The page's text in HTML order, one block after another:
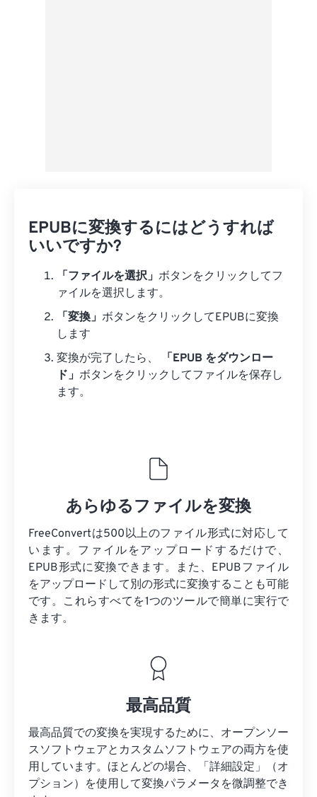
EPUBに変換するにはどうすれば
いいですか?
「ファイルを選択」 ボタンをクリックしてフ
ァイルを選択します。
「変換」 ボタンをクリックしてEPUBに変換
します
変換が完了したら、
「EPUB をダウンロー
ド」 ボタンをクリックしてファイルを保存し
ます。
あらゆるファイルを変換
FreeConvertは500以上のファイル形式に対応して
います。ファイルをアップロードするだけで、
EPUB形式に変換できます。また、EPUBファイル
をアップロードして別の形式に変換することも可能
です。これらすべてを1つのツールで簡単に実行で
きます。
最高品質
最高品質での変換を実現するために、オープンソー
スソフトウェアとカスタムソフトウェアの両方を使
用しています。ほとんどの場合、「詳細設定」（オ
プション）を使用して変換パラメータを微調整でき